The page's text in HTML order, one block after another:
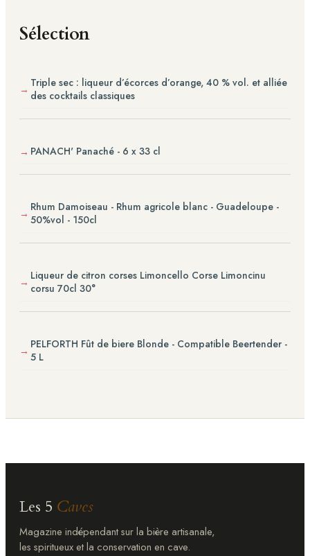
Sélection
Triple sec : liqueur d’écorces d’orange, 40 % vol. et alliée
des cocktails classiques
PANACH' Panaché - 6 x 33 cl
Rhum Damoiseau - Rhum agricole blanc - Guadeloupe -
50%vol - 150cl
Liqueur de citron corses Limoncello Corse Limoncinu
corsu 70cl 30°
PELFORTH Fût de biere Blonde - Compatible Beertender -
5 L
Les 5 Caves
Magazine indépendant sur la bière artisanale,
les spiritueux et la conservation en cave.